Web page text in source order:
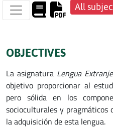
All
OBJECTIVES
La asignatura Lengua
objetivo proporcionar al
pero sólida en los
socioculturales y
la adquisición de esta lengua.